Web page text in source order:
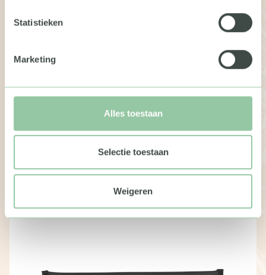
Statistieken
Marketing
Alles toestaan
Selectie toestaan
Weigeren
Fraenck rugzak van geüpcycled
€ 47,50